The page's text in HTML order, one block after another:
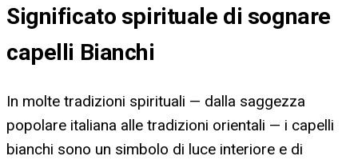
Significato spirituale di sognare
capelli Bianchi
In molte tradizioni spirituali — dalla saggezza
popolare italiana alle tradizioni orientali — i capelli
bianchi sono un simbolo di luce interiore e di